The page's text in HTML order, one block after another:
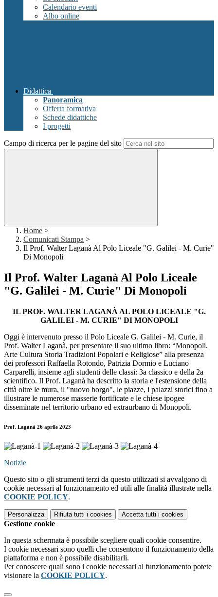
Calendario eventi
Albo online
Didattica
Panoramica
Offerta formativa
Schede didattiche
I progetti
Campo di ricerca per le pagine del sito
Home >
Comunicati Stampa >
Il Prof. Walter Laganà Al Polo Liceale "G. Galilei - M. Curie"
Di Monopoli
Il Prof. Walter Laganà Al Polo Liceale
"G. Galilei - M. Curie" Di Monopoli
IL PROF. WALTER LAGANÀ AL POLO LICEALE "G.
GALILEI - M. CURIE" DI MONOPOLI
Oggi è intervenuto presso il Polo Liceale G. Galilei - M. Curie, il
Prof. Walter Laganà, per presentare il suo ultimo libro: “Monopoli,
Arte Cultura Storia Tradizioni Popolari e Religiose” alla presenza
dei professori Raffaella Rotondo, Patrizia Dormio e Luciano
Carparelli, insieme agli studenti delle classi: 3a classico e della 2a
scientifico. Il Prof. Laganà ha descritto la storia e l'estensione della
città oltre le mura, il "nuovo borgo", le piazze, i palazzi storici fino a
illustrare le numerose masserie fortificate e le chiese ipogee
disseminate nel territorio urbano ed extraurbano di Monopoli.
Prof. Laganà 26 aprile 2023
Notizie
Questo sito o gli strumenti terzi da questo utilizzati si avvalgono di
cookie necessari al funzionamento ed utili alle finalità illustrate nella
COOKIE POLICY.
Personalizza Rifiuta tutti i cookies Accetta tutti i cookies
Gestione cookie
In questa schermata è possibile scegliere quali cookie consentire.
I cookie necessari sono quelli che consentono il funzionamento della
piattaforma e non è possibile disabilitarli.
Per conoscere quali sono i cookie necessari al funzionamento potete
visionare la COOKIE POLICY.